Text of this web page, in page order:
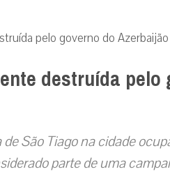
pelo governo do Azerbaijão
destruída pelo
São Tiago na cidade
parte de uma